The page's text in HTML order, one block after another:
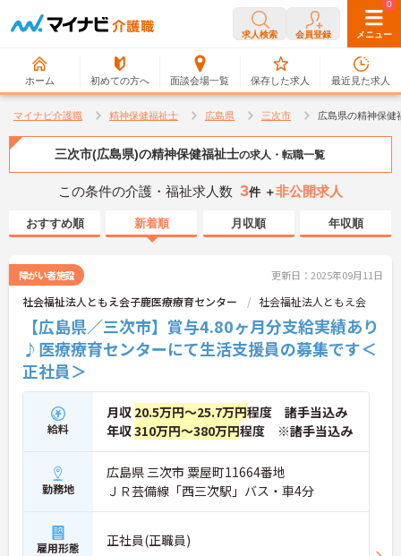
求人検索 会員登録 メニュー
ホーム 初めての方へ 面談会場一覧
0
保存した求人
0
最近見た求人
マイナビ介護職 精神保健福祉士 広島県 三次市 広島県の精神保健
三次市(広島県)の精神保健福祉士の求人・転職一覧
この条件の介護・福祉求人数 3件 ＋非公開求人
おすすめ順 新着順 月収順 年収順
障がい者施設 更新日：2025年09月11日
社会福祉法人ともえ会子鹿医療療育センター 社会福祉法人ともえ会
【広島県／三次市】賞与4.80ヶ月分支給実績あり
♪医療療育センターにて生活支援員の募集です＜
正社員＞
給料
月収 20.5万円～25.7万円程度 諸手当込み
年収310万円～380万円程度 ※諸手当込み
勤務地
広島県 三次市 粟屋町11664番地
ＪＲ芸備線「西三次駅」バス・車4分
雇用形態 正社員(正職員)